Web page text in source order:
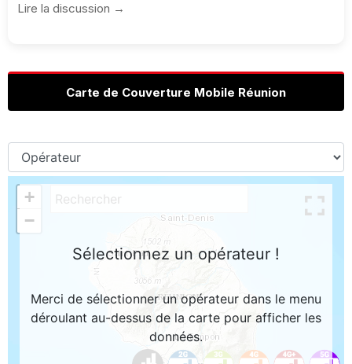
Lire la discussion →
Carte de Couverture Mobile Réunion